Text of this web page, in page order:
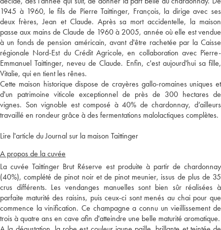
1945 à 1960, le fils de Pierre Taittinger, François, la dirige avec ses
deux frères, Jean et Claude. Après sa mort accidentelle, la maison
passe aux mains de Claude de 1960 à 2005, année où elle est vendue
à un fonds de pension américain, avant d'être rachetée par la Caisse
régionale Nord-Est du Crédit Agricole, en collaboration avec Pierre-
Emmanuel Taittinger, neveu de Claude. Enfin, c'est aujourd'hui sa fille,
Vitalie, qui en tient les rênes.
Cette maison historique dispose de crayères gallo-romaines uniques et
d'un patrimoine viticole exceptionnel de près de 300 hectares de
vignes. Son vignoble est composé à 40% de chardonnay, d’ailleurs
travaillé en rondeur grâce à des fermentations malolactiques complètes.
Lire l'article du Journal sur la maison Taittinger
A propos de la cuvée
La cuvée Taittinger Brut Réserve est produite à partir de chardonnay
(40%), complété de pinot noir et de pinot meunier, issus de plus de 35
crus différents. Les vendanges manuelles sont bien sûr réalisées à
parfaite maturité des raisins, puis ceux-ci sont menés au chai pour que
commence la vinification. Ce champagne a connu un vieillissement de
trois à quatre ans en cave afin d'atteindre une belle maturité aromatique.